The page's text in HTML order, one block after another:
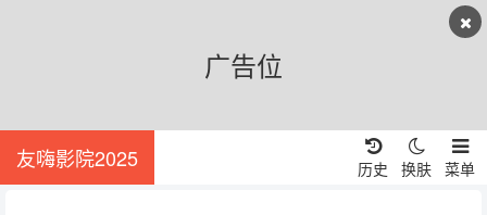
广告位
友嗨影院2025 菜单
换肤
历史